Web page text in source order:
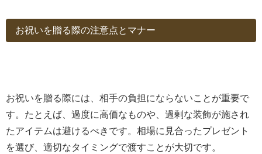
お祝いを贈る際の注意点とマナー
お祝いを贈る際には、相手の負担にならないことが重要で
す。たとえば、過度に高価なものや、過剰な装飾が施され
たアイテムは避けるべきです。相場に見合ったプレゼント
を選び、適切なタイミングで渡すことが大切です。